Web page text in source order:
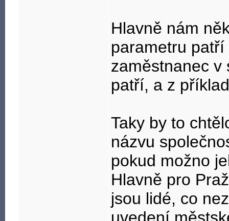
Hlavně nám
parametru
zaměstnanec v
patří, a z
Taky by to
názvu
pokud možno
Hlavně pro
jsou lidé, co